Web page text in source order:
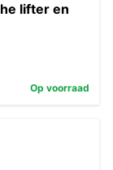
lifter en
Op voorraad